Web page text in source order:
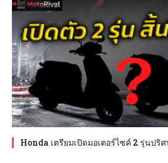
Honda เตรียมเปิดมอเตอร์ไซค์ 2 รุ่นปริ